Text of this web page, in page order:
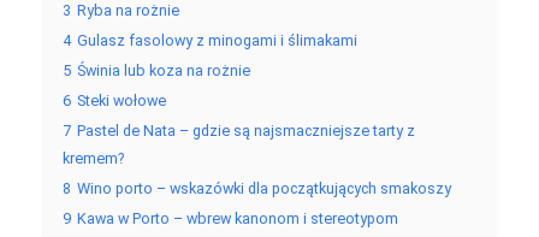
3 Ryba na rożnie
4 Gulasz fasolowy z minogami i ślimakami
5 Świnia lub koza na rożnie
6 Steki wołowe
7 Pastel de Nata – gdzie są najsmaczniejsze tarty z
kremem?
8 Wino porto – wskazówki dla początkujących smakoszy
9 Kawa w Porto – wbrew kanonom i stereotypom